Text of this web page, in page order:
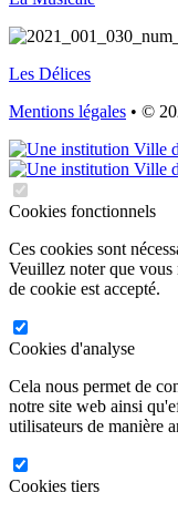
Les Délices
Mentions légales • ©
Cookies fonctionnels
Ces cookies sont
Veuillez noter que vous
de cookie est accepté.
Cookies d'analyse
Cela nous permet de
notre site web ainsi
utilisateurs de manière
Cookies tiers